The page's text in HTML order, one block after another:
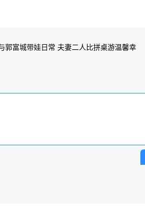
郭富城带娃日常 夫妻二人比拼桌游温馨幸